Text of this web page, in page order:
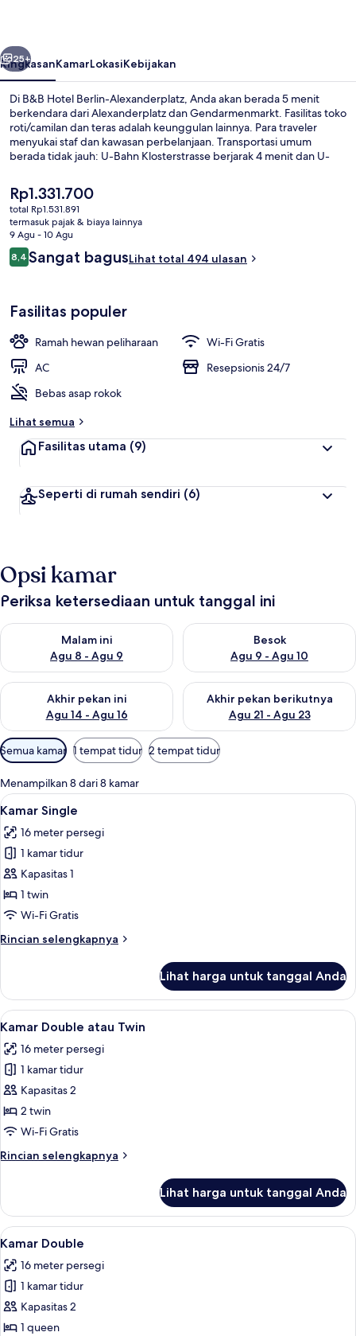
Berikutnya
25+
RingkasanKamarLokasiKebijakan
Di B&B Hotel Berlin-Alexanderplatz, Anda akan berada 5 menit
berkendara dari Alexanderplatz dan Gendarmenmarkt. Fasilitas toko
roti/camilan dan teras adalah keunggulan lainnya. Para traveler
menyukai staf dan kawasan perbelanjaan. Transportasi umum
berada tidak jauh: U-Bahn Klosterstrasse berjarak 4 menit dan U-
Harga
saat
ini
Rp1.331.700
Rp1.331.700
total Rp1.531.891
termasuk pajak & biaya lainnya
9 Agu - 10 Agu
Ulasan
8,48,4 dari 10
Sangat bagusLihat total 494 ulasan
Fasilitas populer
Ramah hewan peliharaan
Wi-Fi Gratis
AC
Resepsionis 24/7
Bebas asap rokok
Lihat semua
Fasilitas utama (9)
Seperti di rumah sendiri (6)
Opsi kamar
Periksa ketersediaan untuk tanggal ini
Malam ini
Agu 8 - Agu 9
Periksa ketersediaan untuk malam ini Agu 8 - Agu 9
Besok
Agu 9 - Agu 10
Periksa ketersediaan untuk
Akhir pekan ini
Agu 14 - Agu 16
Periksa ketersediaan untuk akhir pekan ini Agu 14 - Agu 16
Akhir pekan berikutnya
Agu 21 - Agu 23
Periksa ketersediaan untuk
Filter
tersedia
untuk
kamar
Semua kamar 1 tempat tidur 2 tempat tidur
Menampilkan 8 dari 8 kamar
Lihat
semua
foto
untuk
Kamar
Single
Kamar Single | Meja kerja, kedap
4
Kamar Single
16 meter persegi
1 kamar tidur
Kapasitas 1
1 twin
Wi-Fi Gratis
Rincian selengkapnya
Rincian
Kamar
Single
Lihat harga untuk tanggal Anda
Lihat
semua
foto
untuk
Kamar
Double
atau
Kamar Double atau Twin | Meja
3
Kamar Double atau Twin
16 meter persegi
1 kamar tidur
Kapasitas 2
2 twin
Wi-Fi Gratis
Rincian selengkapnya
Rincian
Kamar
Double
atau
Lihat harga untuk tanggal Anda
Lihat
semua
foto
untuk
Kamar
Double
Kamar Double | Meja kerja, kedap
4
Kamar Double
16 meter persegi
1 kamar tidur
Kapasitas 2
1 queen